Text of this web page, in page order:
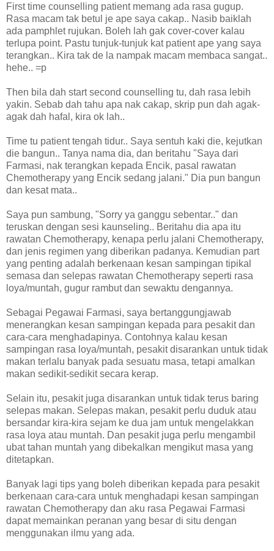
First time counselling patient memang ada rasa gugup.
Rasa macam tak betul je ape saya cakap.. Nasib baiklah
ada pamphlet rujukan. Boleh lah gak cover-cover kalau
terlupa point. Pastu tunjuk-tunjuk kat patient ape yang saya
terangkan.. Kira tak de la nampak macam membaca sangat..
hehe.. =p
Then bila dah start second counselling tu, dah rasa lebih
yakin. Sebab dah tahu apa nak cakap, skrip pun dah agak-
agak dah hafal, kira ok lah..
Time tu patient tengah tidur.. Saya sentuh kaki die, kejutkan
die bangun.. Tanya nama dia, dan beritahu "Saya dari
Farmasi, nak terangkan kepada Encik, pasal rawatan
Chemotherapy yang Encik sedang jalani." Dia pun bangun
dan kesat mata..
Saya pun sambung, "Sorry ya ganggu sebentar.." dan
teruskan dengan sesi kaunseling.. Beritahu dia apa itu
rawatan Chemotherapy, kenapa perlu jalani Chemotherapy,
dan jenis regimen yang diberikan padanya. Kemudian part
yang penting adalah berkenaan kesan sampingan tipikal
semasa dan selepas rawatan Chemotherapy seperti rasa
loya/muntah, gugur rambut dan sewaktu dengannya.
Sebagai Pegawai Farmasi, saya bertanggungjawab
menerangkan kesan sampingan kepada para pesakit dan
cara-cara menghadapinya. Contohnya kalau kesan
sampingan rasa loya/muntah, pesakit disarankan untuk tidak
makan terlalu banyak pada sesuatu masa, tetapi amalkan
makan sedikit-sedikit secara kerap.
Selain itu, pesakit juga disarankan untuk tidak terus baring
selepas makan. Selepas makan, pesakit perlu duduk atau
bersandar kira-kira sejam ke dua jam untuk mengelakkan
rasa loya atau muntah. Dan pesakit juga perlu mengambil
ubat tahan muntah yang dibekalkan mengikut masa yang
ditetapkan.
Banyak lagi tips yang boleh diberikan kepada para pesakit
berkenaan cara-cara untuk menghadapi kesan sampingan
rawatan Chemotherapy dan aku rasa Pegawai Farmasi
dapat memainkan peranan yang besar di situ dengan
menggunakan ilmu yang ada.